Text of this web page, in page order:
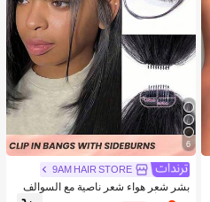
6
9AM HAIR STORE
بشر شعر هواء شعر ناصية مع السوالف
طبيعي أسود لون مقطع شعر الناصية في